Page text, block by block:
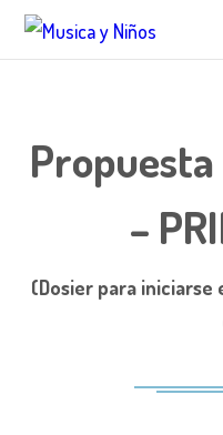
Propuesta
–
(Dosier para iniciarse